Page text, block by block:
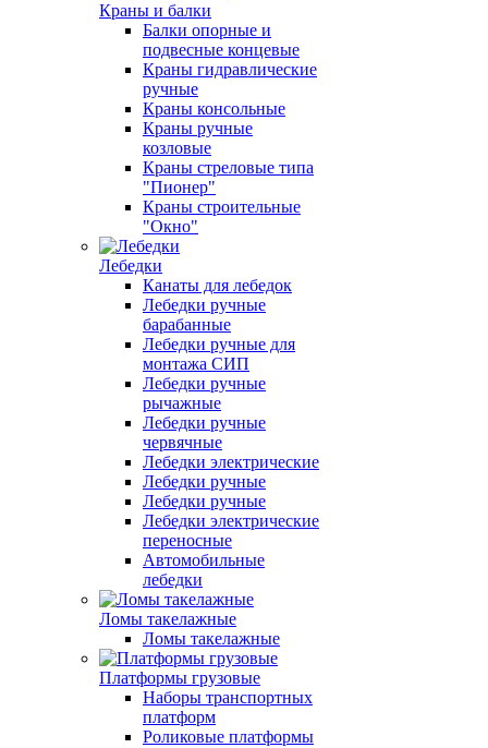
Краны и балки
Балки опорные и
подвесные концевые
Краны гидравлические
ручные
Краны консольные
Краны ручные
козловые
Краны стреловые типа
"Пионер"
Краны строительные
"Окно"
Лебедки
Канаты для лебедок
Лебедки ручные
барабанные
Лебедки ручные для
монтажа СИП
Лебедки ручные
рычажные
Лебедки ручные
червячные
Лебедки электрические
Лебедки ручные
Лебедки ручные
Лебедки электрические
переносные
Автомобильные
лебедки
Ломы такелажные
Ломы такелажные
Платформы грузовые
Наборы транспортных
платформ
Роликовые платформы